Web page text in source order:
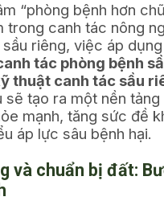
“phòng bệnh hơn
trong canh tác nông
riêng, việc áp
tác phòng bệnh
thuật canh tác sầu
sẽ tạo ra một nền
mạnh, tăng sức đề
áp lực sâu bệnh hại.
và chuẩn bị đất: